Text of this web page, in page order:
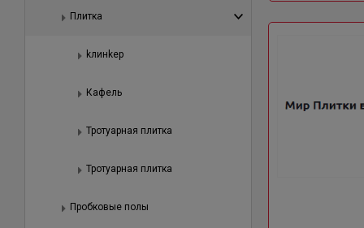
Плитка
kлинkер
Кафель
Тротуарная плитка
Тротуарная плитка
Пробковые полы